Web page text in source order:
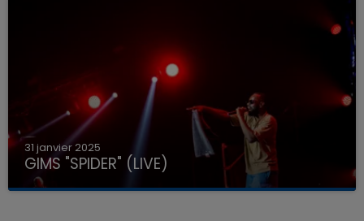
31 janvier 2025
GIMS "SPIDER" (LIVE)